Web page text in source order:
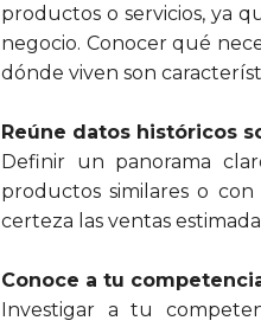
productos o servicios, ya
negocio. Conocer qué
dónde viven son
Reúne datos históricos
Definir un panorama
productos similares o
certeza las ventas
Conoce a tu
Investigar a tu